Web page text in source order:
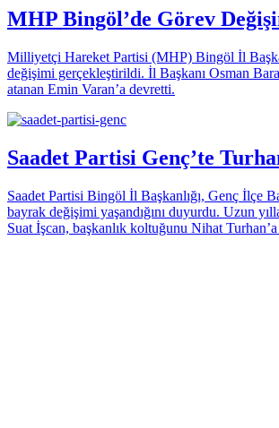
MHP Bingöl’de Görev
Milliyetçi Hareket Partisi (MHP) Bingöl İl
değişimi gerçekleştirildi. İl Başkanı Osman
atanan Emin Varan’a devretti.
Saadet Partisi Genç’te
Saadet Partisi Bingöl İl Başkanlığı, Genç İlçe
bayrak değişimi yaşandığını duyurdu. Uzun
Suat İşcan, başkanlık koltuğunu Nihat